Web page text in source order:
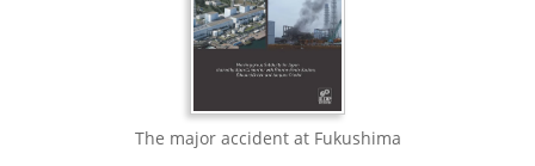
The major accident at Fukushima